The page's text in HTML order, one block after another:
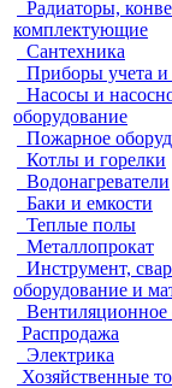
Радиаторы,
комплектующие
Сантехника
Приборы учета
Насосы и
оборудование
Пожарное
Котлы и горелки
Водонагреватели
Баки и емкости
Теплые полы
Металлопрокат
Инструмент,
оборудование и
Вентиляционное
Распродажа
Электрика
Хозяйственные